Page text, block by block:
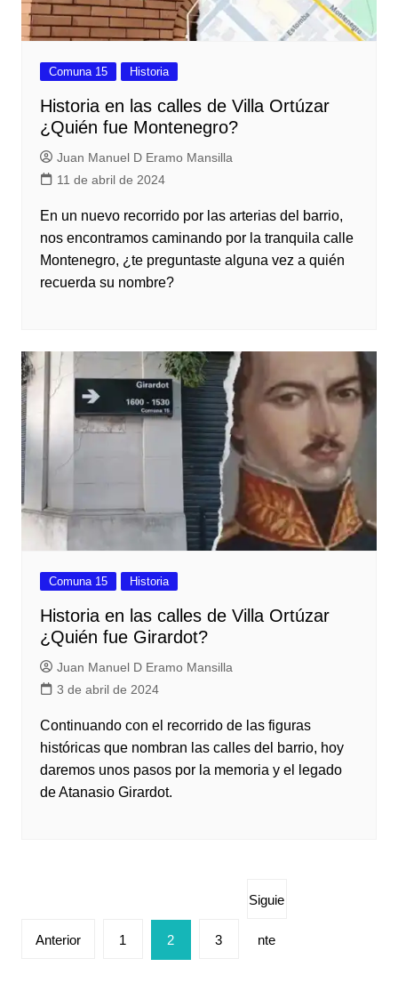
Comuna 15 Historia
Historia en las calles de Villa Ortúzar
¿Quién fue Montenegro?
Juan Manuel D Eramo Mansilla
11 de abril de 2024
En un nuevo recorrido por las arterias del barrio,
nos encontramos caminando por la tranquila calle
Montenegro, ¿te preguntaste alguna vez a quién
recuerda su nombre?
Comuna 15 Historia
Historia en las calles de Villa Ortúzar
¿Quién fue Girardot?
Juan Manuel D Eramo Mansilla
3 de abril de 2024
Continuando con el recorrido de las figuras
históricas que nombran las calles del barrio, hoy
daremos unos pasos por la memoria y el legado
de Atanasio Girardot.
entradas
Anterior 1 2 3
Siguie
nte